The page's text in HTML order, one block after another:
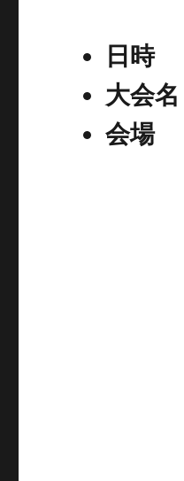
日時
大会
会場